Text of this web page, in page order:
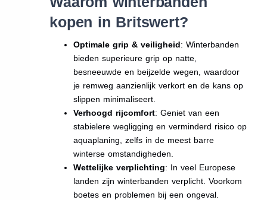
kopen in Britswert?
Optimale grip & veiligheid: Winterbanden
bieden superieure grip op natte,
besneeuwde en beijzelde wegen, waardoor
je remweg aanzienlijk verkort en de kans op
slippen minimaliseert.
Verhoogd rijcomfort: Geniet van een
stabielere wegligging en verminderd risico op
aquaplaning, zelfs in de meest barre
winterse omstandigheden.
Wettelijke verplichting: In veel Europese
landen zijn winterbanden verplicht. Voorkom
boetes en problemen bij een ongeval.